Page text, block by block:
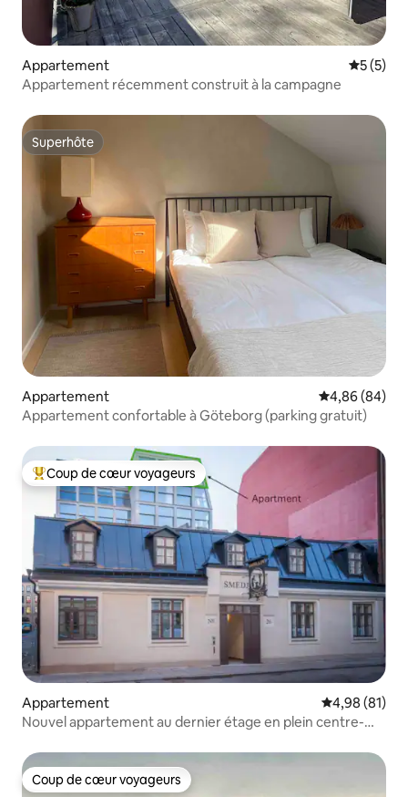
Appartement
5 (5)
Appartement récemment construit à la campagne
Superhôte
Superhôte
Appartement Évaluation
4,86 (84)
Appartement confortable à Göteborg (parking gratuit)
Coups de cœur voyageurs les plus appréciés
Coup de cœur voyageurs
Appartement Évaluation
4,98 (81)
Nouvel appartement au dernier étage en plein centre-
Coup de cœur voyageurs
Coup de cœur voyageurs